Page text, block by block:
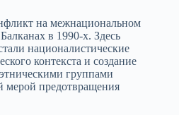
на межнациональном
в 1990-х. Здесь
националистические
контекста и создание
группами
мерой предотвращения